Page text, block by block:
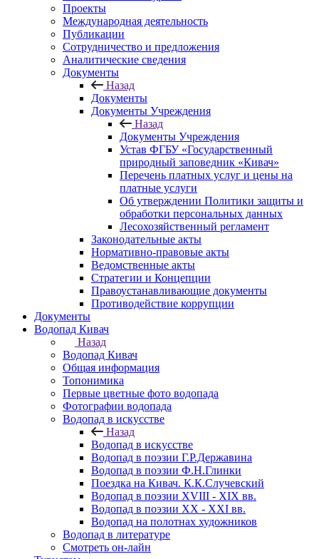
Проекты
Международная деятельность
Публикации
Сотрудничество и предложения
Аналитические сведения
Документы
Назад
Документы
Документы Учреждения
Назад
Документы Учреждения
Устав ФГБУ «Государственный
природный заповедник «Кивач»
Перечень платных услуг и цены на
платные услуги
Об утверждении Политики защиты и
обработки персональных данных
Лесохозяйственный регламент
Законодательные акты
Нормативно-правовые акты
Ведомственные акты
Стратегии и Концепции
Правоустанавливающие документы
Противодействие коррупции
Документы
Водопад Кивач
Назад
Водопад Кивач
Общая информация
Топонимика
Первые цветные фото водопада
Фотографии водопада
Водопад в искусстве
Назад
Водопад в искусстве
Водопад в поэзии Г.Р.Державина
Водопад в поэзии Ф.Н.Глинки
Поездка на Кивач. К.К.Случевский
Водопад в поэзии XVIII - XIX вв.
Водопад в поэзии XX - XXI вв.
Водопад на полотнах художников
Водопад в литературе
Смотреть он-лайн